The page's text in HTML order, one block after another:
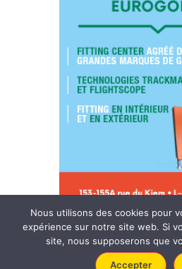
Nous utilisons des cookies pour
expérience sur notre site web. Si
site, nous supposerons que
Accepter